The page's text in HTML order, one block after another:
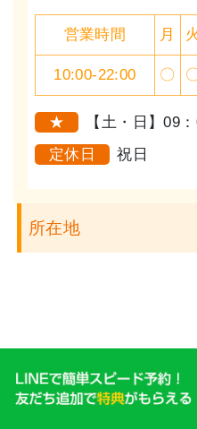
営業時間 月
10:00-22:00 〇
★
【土・日】09
定休日
祝日
所在地